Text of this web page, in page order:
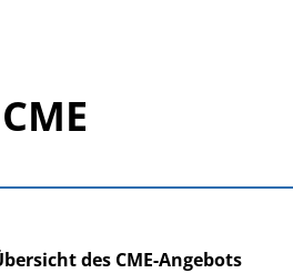
CME
des CME-Angebots